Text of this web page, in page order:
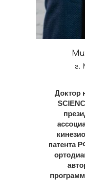
г.
Доктор
патента